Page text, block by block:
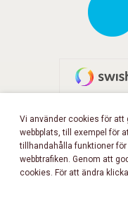
Vi använder cookies för att
webbplats, till exempel för
tillhandahålla funktioner
webbtrafiken. Genom att
cookies. För att ändra